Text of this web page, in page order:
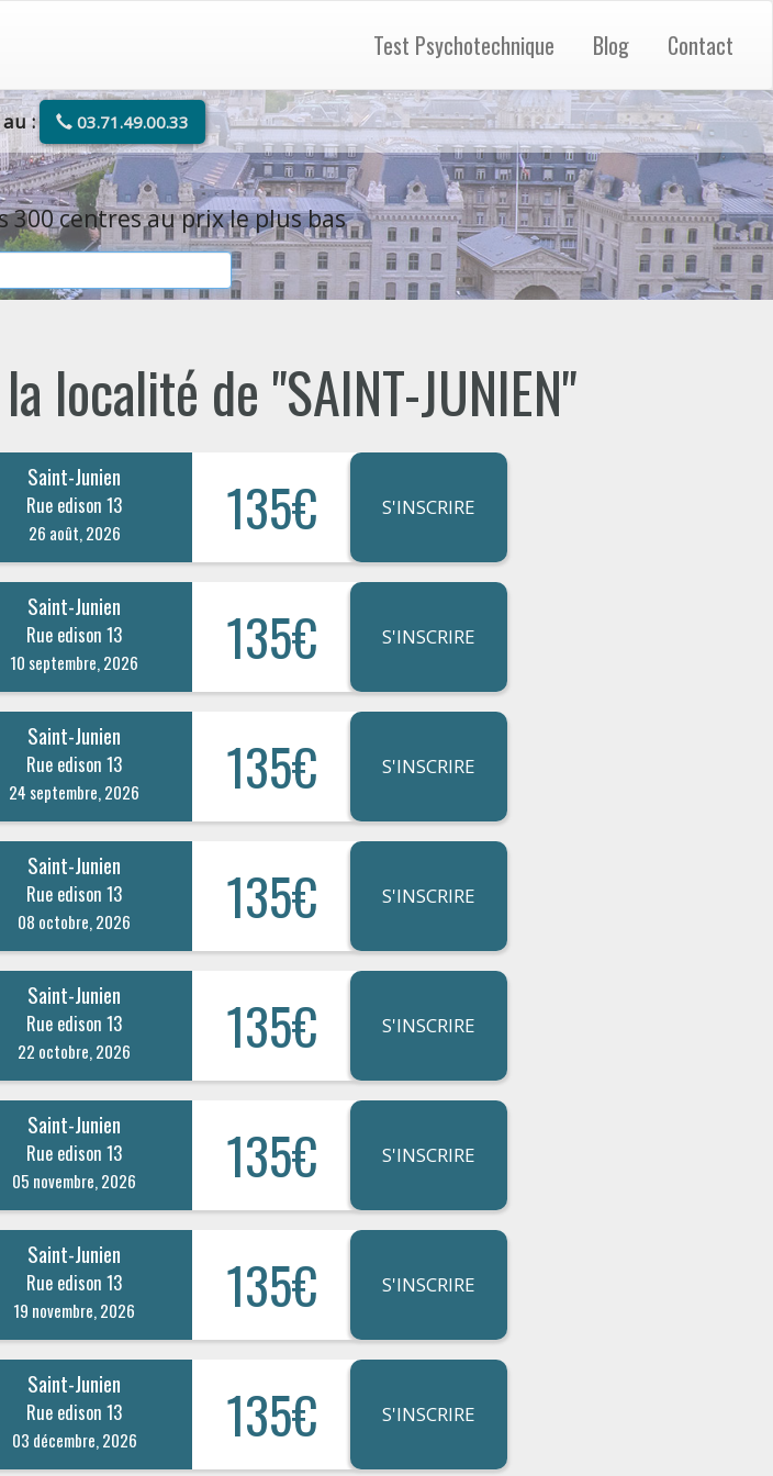
Test Psychotechnique Blog Contact
au : 03.71.49.00.33
300 centres au prix le plus bas
localité de "SAINT-JUNIEN"
Saint-Junien
Rue edison 13
26 août, 2026 135€ S'INSCRIRE
Saint-Junien
Rue edison 13
10 septembre, 2026 135€ S'INSCRIRE
Saint-Junien
Rue edison 13
24 septembre, 2026 135€ S'INSCRIRE
Saint-Junien
Rue edison 13
08 octobre, 2026 135€ S'INSCRIRE
Saint-Junien
Rue edison 13
22 octobre, 2026 135€ S'INSCRIRE
Saint-Junien
Rue edison 13
05 novembre, 2026 135€ S'INSCRIRE
Saint-Junien
Rue edison 13
19 novembre, 2026 135€ S'INSCRIRE
Saint-Junien
Rue edison 13
03 décembre, 2026 135€ S'INSCRIRE